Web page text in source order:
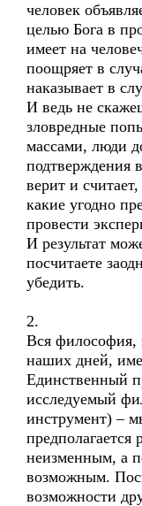
человек
целью Бога в
имеет на
поощряет в
наказывает в
И ведь не
зловредные
массами, люди
подтверждения
верит и
какие угодно
провести
И результат
посчитаете
убедить.
2.
Вся философия,
наших дней,
Единственный
исследуемый
инструмент) –
предполагается
неизменным, а
возможным.
возможности